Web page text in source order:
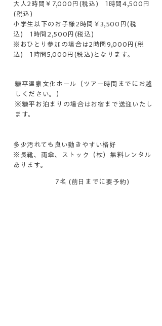
大人2時間￥7,000円(税込) 1時間4,500円
(税込)
小学生以下のお子様2時間￥3,500円(税
込) 1時間2,500円(税込)
※おひとり参加の場合は2時間9,000円(税
込) 1時間5,000円(税込)となります。
糠平温泉文化ホール（ツアー時間までにお越
しください。）​
※糠平お泊まりの場合はお宿まで送迎いたし
ます。
多少汚れても良い動きやすい格好
※長靴、雨傘、ストック（杖）無料レンタル
あります。
7名 (前日までに要予約)